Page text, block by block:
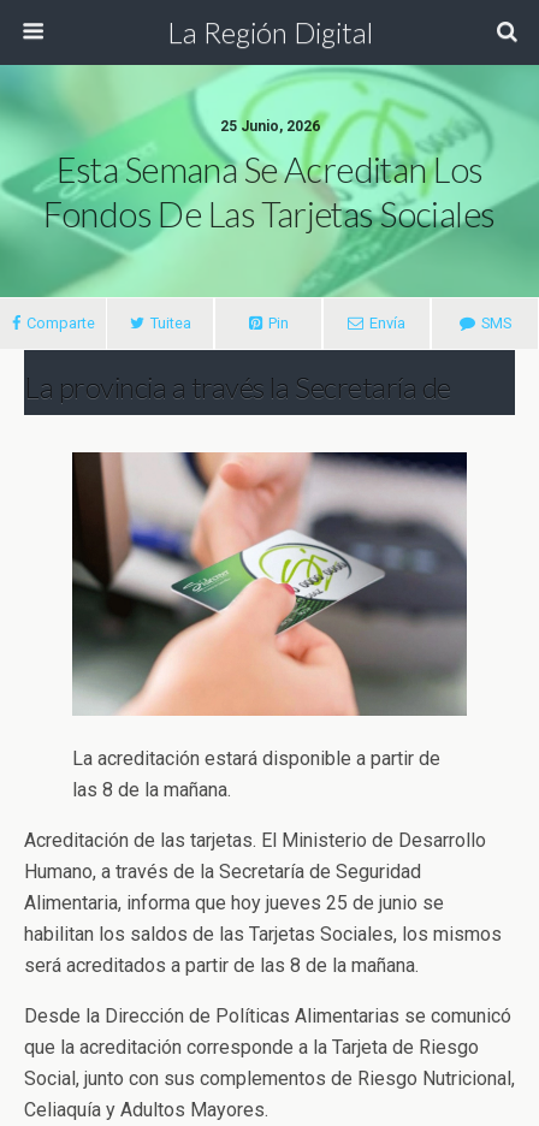
La Región Digital
25 Junio, 2026
Esta Semana Se Acreditan Los
Fondos De Las Tarjetas Sociales
Comparte Tuitea Pin Envía SMS
La provincia a través la Secretaría de
Gestión Social del Ministerio de
Desarrollo Humano, informó que desde
este jueves 25 de junio, se acreditarán los
saldos de las tarjetas sociales.
La acreditación estará disponible a partir de
las 8 de la mañana.
Acreditación de las tarjetas. El Ministerio de Desarrollo
Humano, a través de la Secretaría de Seguridad
Alimentaria, informa que hoy jueves 25 de junio se
habilitan los saldos de las Tarjetas Sociales, los mismos
será acreditados a partir de las 8 de la mañana.
Desde la Dirección de Políticas Alimentarias se comunicó
que la acreditación corresponde a la Tarjeta de Riesgo
Social, junto con sus complementos de Riesgo Nutricional,
Celiaquía y Adultos Mayores.